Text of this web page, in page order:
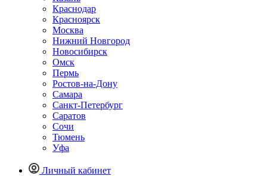
Краснодар
Красноярск
Москва
Нижний Новгород
Новосибирск
Омск
Пермь
Ростов-на-Дону
Самара
Санкт-Петербург
Саратов
Сочи
Тюмень
Уфа
Личный кабинет